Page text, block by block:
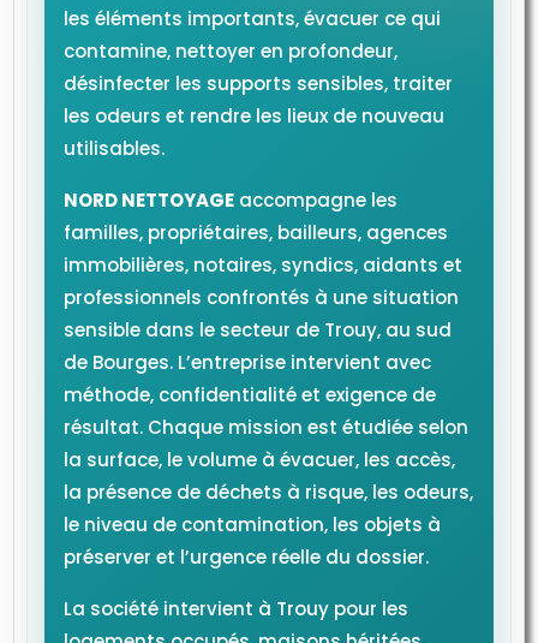
les éléments importants, évacuer ce qui
contamine, nettoyer en profondeur,
désinfecter les supports sensibles, traiter
les odeurs et rendre les lieux de nouveau
utilisables.
NORD NETTOYAGE accompagne les
familles, propriétaires, bailleurs, agences
immobilières, notaires, syndics, aidants et
professionnels confrontés à une situation
sensible dans le secteur de Trouy, au sud
de Bourges. L’entreprise intervient avec
méthode, confidentialité et exigence de
résultat. Chaque mission est étudiée selon
la surface, le volume à évacuer, les accès,
la présence de déchets à risque, les odeurs,
le niveau de contamination, les objets à
préserver et l’urgence réelle du dossier.
La société intervient à Trouy pour les